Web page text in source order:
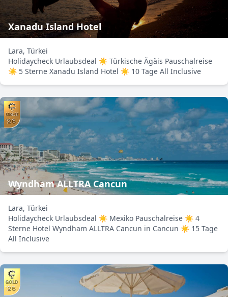
Xanadu Island Hotel
Lara, Türkei
Holidaycheck Urlaubsdeal ☀ Türkische Ägäis Pauschalreise
☀ 5 Sterne Xanadu Island Hotel ☀ 10 Tage All Inclusive
Wyndham ALLTRA Cancun
Lara, Türkei
Holidaycheck Urlaubsdeal ☀ Mexiko Pauschalreise ☀ 4
Sterne Hotel Wyndham ALLTRA Cancun in Cancun ☀ 15 Tage
All Inclusive